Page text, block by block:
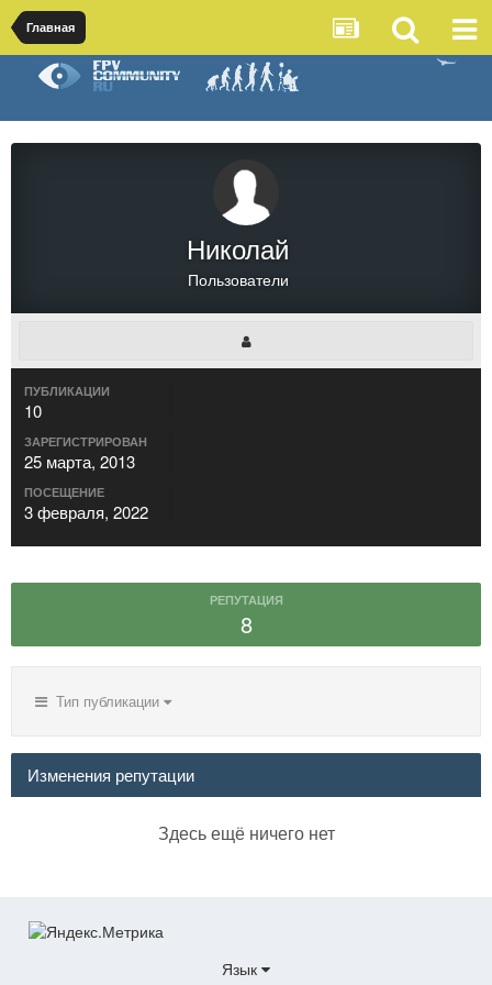
Главная
Николай
Пользователи
ПУБЛИКАЦИИ
10
ЗАРЕГИСТРИРОВАН
25 марта, 2013
ПОСЕЩЕНИЕ
3 февраля, 2022
РЕПУТАЦИЯ
8
Тип публикации
Изменения репутации
Здесь ещё ничего нет
Язык